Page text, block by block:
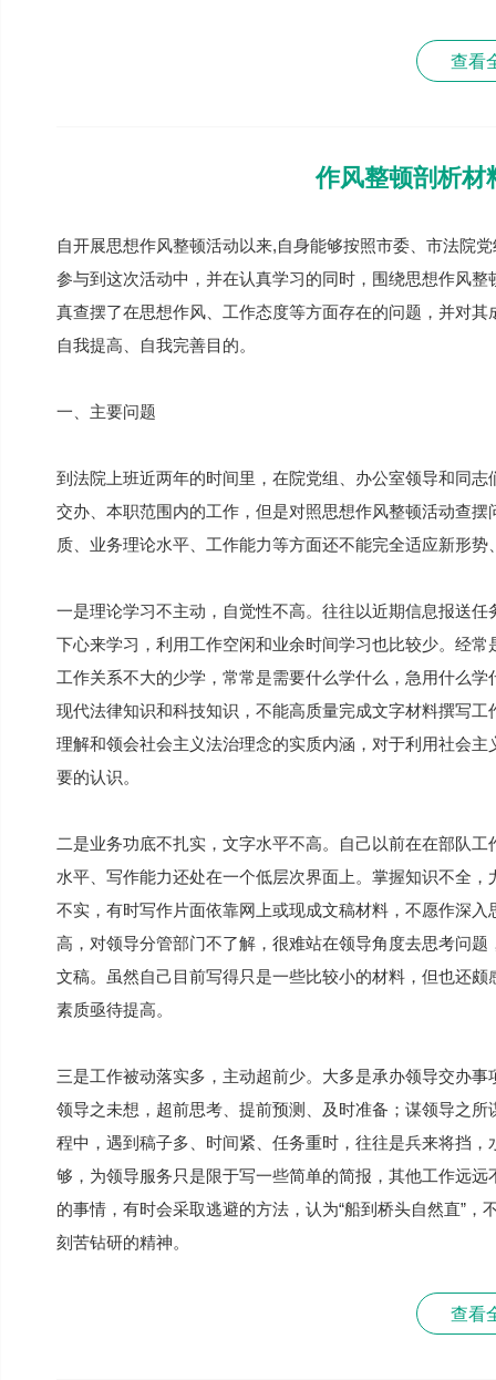
查看
作风整顿剖析材
自开展思想作风整顿活动以来,自身能够按照市委、市法院
参与到这次活动中，并在认真学习的同时，围绕思想作风
真查摆了在思想作风、工作态度等方面存在的问题，并对
自我提高、自我完善目的。
一、主要问题
到法院上班近两年的时间里，在院党组、办公室领导和同
交办、本职范围内的工作，但是对照思想作风整顿活动查
质、业务理论水平、工作能力等方面还不能完全适应新形
一是理论学习不主动，自觉性不高。往往以近期信息报送
下心来学习，利用工作空闲和业余时间学习也比较少。经
工作关系不大的少学，常常是需要什么学什么，急用什么
现代法律知识和科技知识，不能高质量完成文字材料撰写
理解和领会社会主义法治理念的实质内涵，对于利用社会
要的认识。
二是业务功底不扎实，文字水平不高。自己以前在在部队
水平、写作能力还处在一个低层次界面上。掌握知识不全
不实，有时写作片面依靠网上或现成文稿材料，不愿作深
高，对领导分管部门不了解，很难站在领导角度去思考问
文稿。虽然自己目前写得只是一些比较小的材料，但也还
素质亟待提高。
三是工作被动落实多，主动超前少。大多是承办领导交办
领导之未想，超前思考、提前预测、及时准备；谋领导之
程中，遇到稿子多、时间紧、任务重时，往往是兵来将挡
够，为领导服务只是限于写一些简单的简报，其他工作远
的事情，有时会采取逃避的方法，认为“船到桥头自然直”
刻苦钻研的精神。
查看